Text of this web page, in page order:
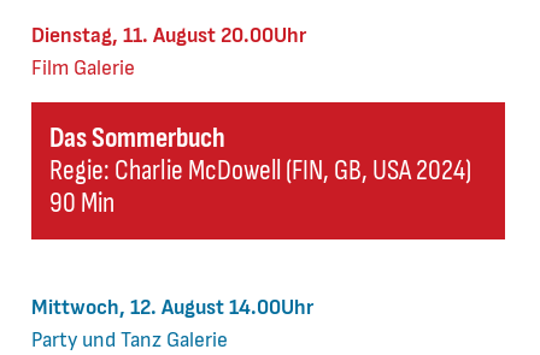
Das Sommerbuch
Regie: Charlie McDowell (FIN, GB, USA 2024)
90 Min
Dienstag, 11. August 20.00Uhr
Film Galerie
Mittwoch, 12. August 14.00Uhr
Party und Tanz Galerie